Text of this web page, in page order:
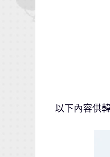
以下內容供